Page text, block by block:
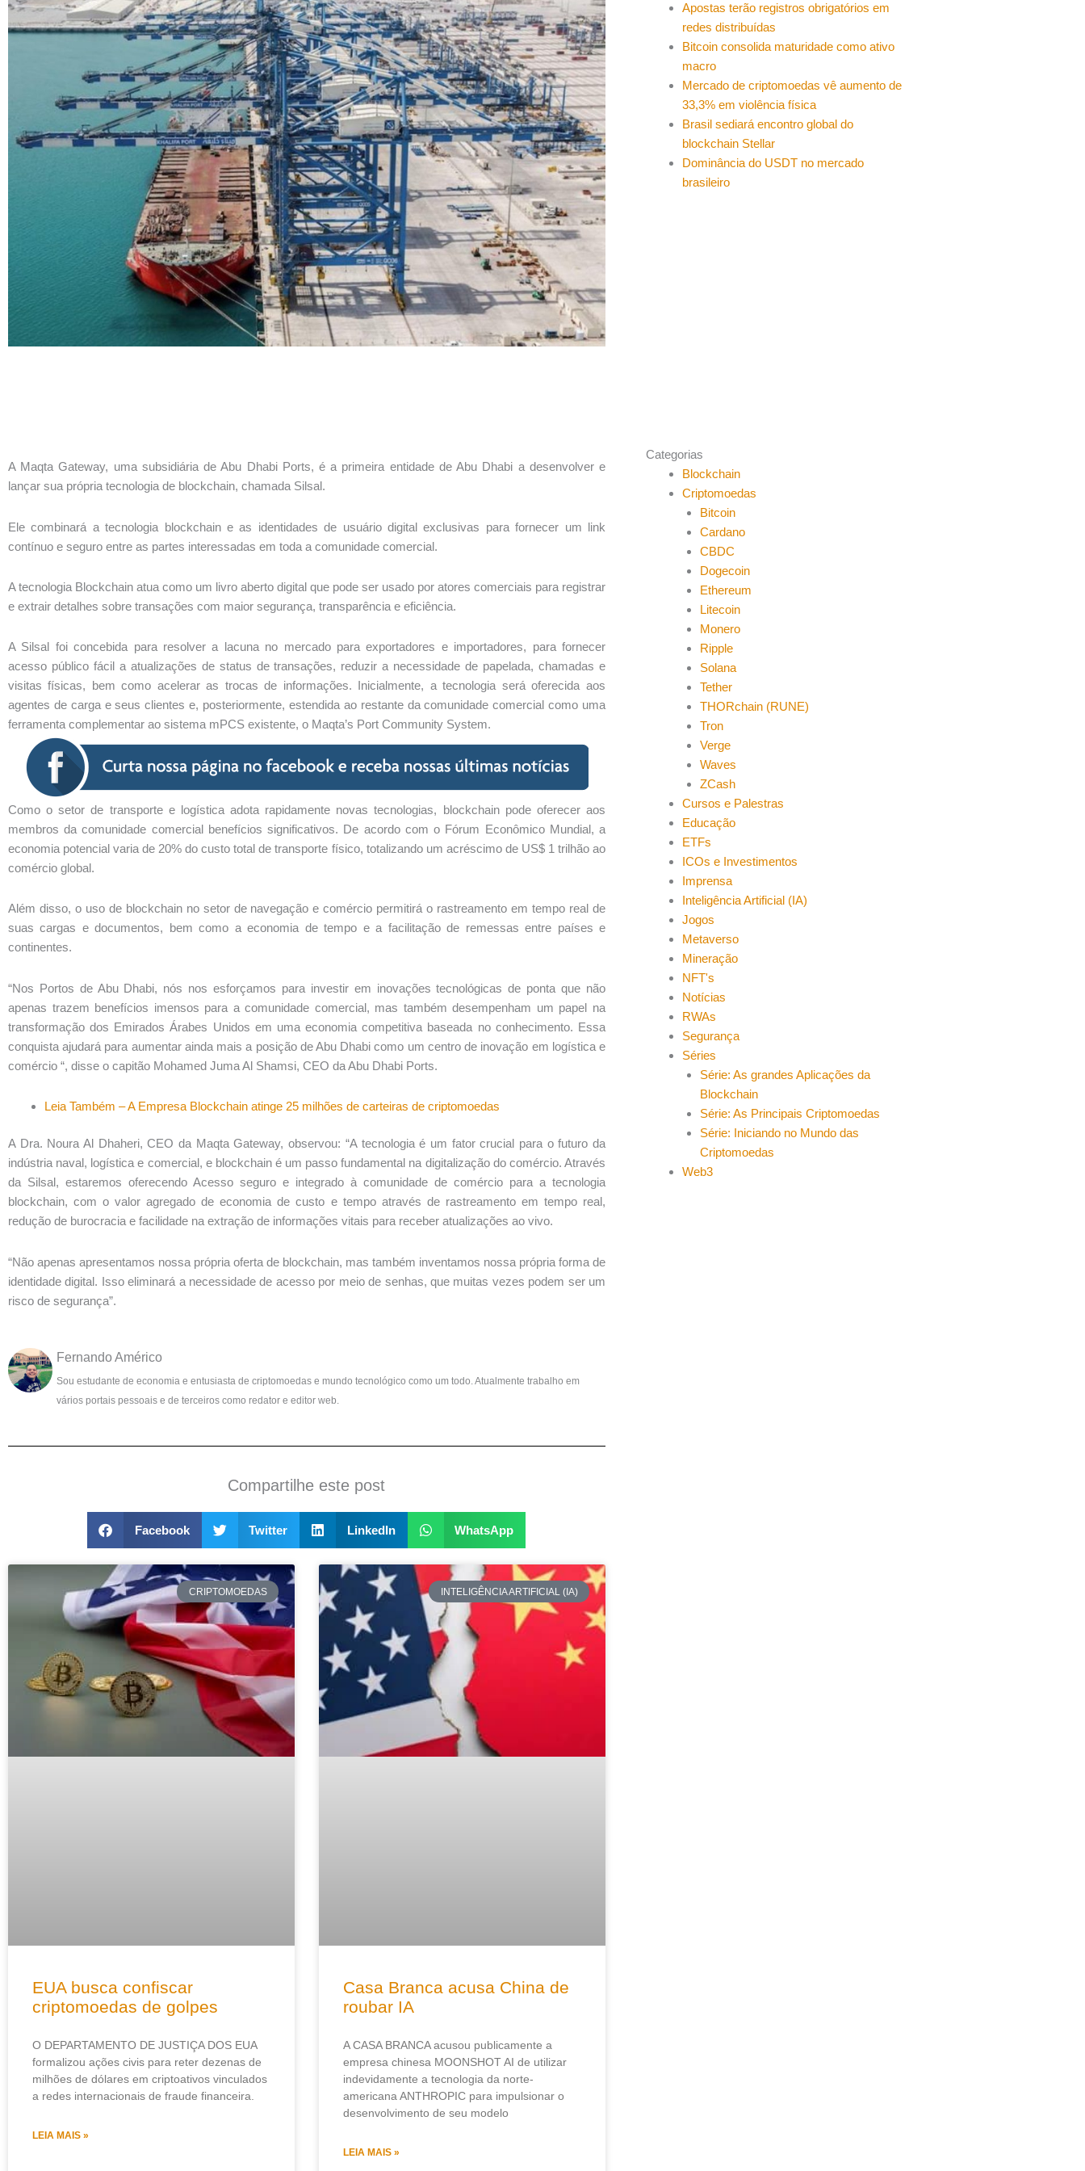
A Maqta Gateway, uma subsidiária de Abu Dhabi Ports, é a primeira entidade de Abu Dhabi a desenvolver e
lançar sua própria tecnologia de blockchain, chamada Silsal.
Ele combinará a tecnologia blockchain e as identidades de usuário digital exclusivas para fornecer um link
contínuo e seguro entre as partes interessadas em toda a comunidade comercial.
A tecnologia Blockchain atua como um livro aberto digital que pode ser usado por atores comerciais para registrar
e extrair detalhes sobre transações com maior segurança, transparência e eficiência.
A Silsal foi concebida para resolver a lacuna no mercado para exportadores e importadores, para fornecer
acesso público fácil a atualizações de status de transações, reduzir a necessidade de papelada, chamadas e
visitas físicas, bem como acelerar as trocas de informações. Inicialmente, a tecnologia será oferecida aos
agentes de carga e seus clientes e, posteriormente, estendida ao restante da comunidade comercial como uma
ferramenta complementar ao sistema mPCS existente, o Maqta’s Port Community System.
Como o setor de transporte e logística adota rapidamente novas tecnologias, blockchain pode oferecer aos
membros da comunidade comercial benefícios significativos. De acordo com o Fórum Econômico Mundial, a
economia potencial varia de 20% do custo total de transporte físico, totalizando um acréscimo de US$ 1 trilhão ao
comércio global.
Além disso, o uso de blockchain no setor de navegação e comércio permitirá o rastreamento em tempo real de
suas cargas e documentos, bem como a economia de tempo e a facilitação de remessas entre países e
continentes.
“Nos Portos de Abu Dhabi, nós nos esforçamos para investir em inovações tecnológicas de ponta que não
apenas trazem benefícios imensos para a comunidade comercial, mas também desempenham um papel na
transformação dos Emirados Árabes Unidos em uma economia competitiva baseada no conhecimento. Essa
conquista ajudará para aumentar ainda mais a posição de Abu Dhabi como um centro de inovação em logística e
comércio “, disse o capitão Mohamed Juma Al Shamsi, CEO da Abu Dhabi Ports.
Leia Também – A Empresa Blockchain atinge 25 milhões de carteiras de criptomoedas
A Dra. Noura Al Dhaheri, CEO da Maqta Gateway, observou: “A tecnologia é um fator crucial para o futuro da
indústria naval, logística e comercial, e blockchain é um passo fundamental na digitalização do comércio. Através
da Silsal, estaremos oferecendo Acesso seguro e integrado à comunidade de comércio para a tecnologia
blockchain, com o valor agregado de economia de custo e tempo através de rastreamento em tempo real,
redução de burocracia e facilidade na extração de informações vitais para receber atualizações ao vivo.
“Não apenas apresentamos nossa própria oferta de blockchain, mas também inventamos nossa própria forma de
identidade digital. Isso eliminará a necessidade de acesso por meio de senhas, que muitas vezes podem ser um
risco de segurança”.
Fernando Américo
Sou estudante de economia e entusiasta de criptomoedas e mundo tecnológico como um todo. Atualmente trabalho em
vários portais pessoais e de terceiros como redator e editor web.
Compartilhe este post
Facebook Twitter LinkedIn WhatsApp
CRIPTOMOEDAS
EUA busca confiscar
criptomoedas de golpes
O DEPARTAMENTO DE JUSTIÇA DOS EUA
formalizou ações civis para reter dezenas de
milhões de dólares em criptoativos vinculados
a redes internacionais de fraude financeira.
LEIA MAIS »
INTELIGÊNCIA ARTIFICIAL (IA)
Casa Branca acusa China de
roubar IA
A CASA BRANCA acusou publicamente a
empresa chinesa MOONSHOT AI de utilizar
indevidamente a tecnologia da norte-
americana ANTHROPIC para impulsionar o
desenvolvimento de seu modelo
LEIA MAIS »
Apostas terão registros obrigatórios em
redes distribuídas
Bitcoin consolida maturidade como ativo
macro
Mercado de criptomoedas vê aumento de
33,3% em violência física
Brasil sediará encontro global do
blockchain Stellar
Dominância do USDT no mercado
brasileiro
Categorias
Blockchain
Criptomoedas
Bitcoin
Cardano
CBDC
Dogecoin
Ethereum
Litecoin
Monero
Ripple
Solana
Tether
THORchain (RUNE)
Tron
Verge
Waves
ZCash
Cursos e Palestras
Educação
ETFs
ICOs e Investimentos
Imprensa
Inteligência Artificial (IA)
Jogos
Metaverso
Mineração
NFT's
Notícias
RWAs
Segurança
Séries
Série: As grandes Aplicações da
Blockchain
Série: As Principais Criptomoedas
Série: Iniciando no Mundo das
Criptomoedas
Web3